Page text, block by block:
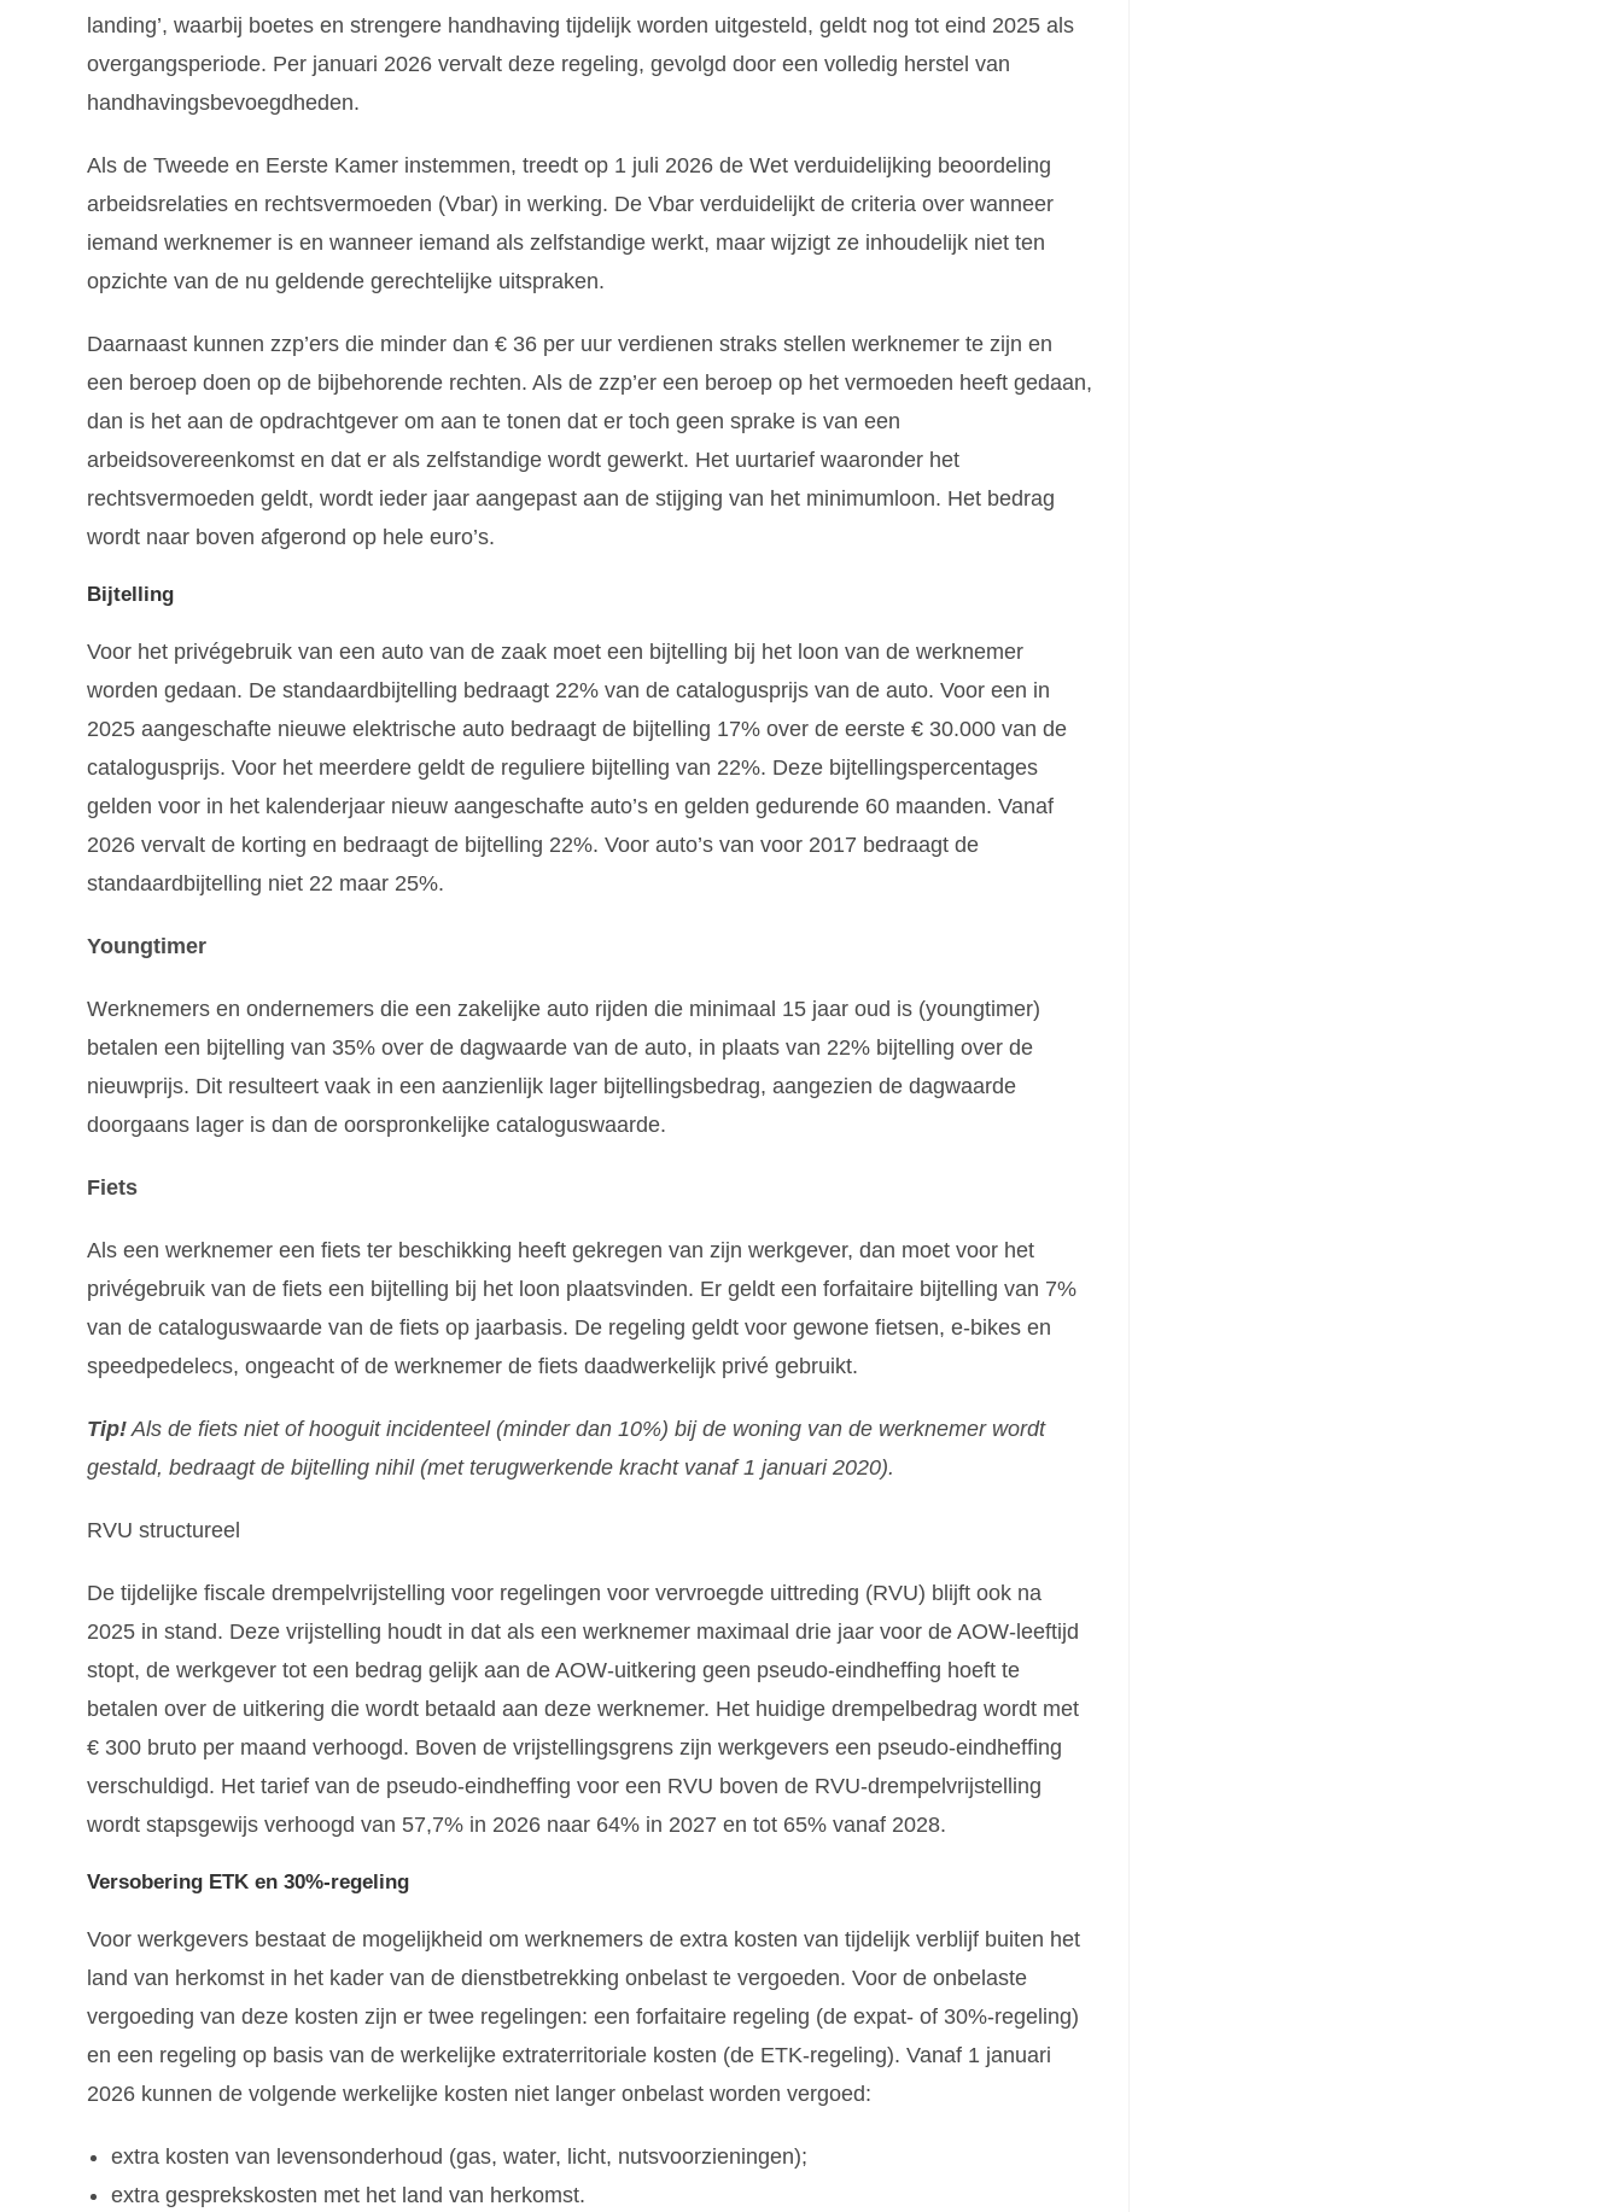
landing’, waarbij boetes en strengere handhaving tijdelijk worden uitgesteld, geldt nog tot eind 2025 als
overgangsperiode. Per januari 2026 vervalt deze regeling, gevolgd door een volledig herstel van
handhavingsbevoegdheden.
Als de Tweede en Eerste Kamer instemmen, treedt op 1 juli 2026 de Wet verduidelijking beoordeling
arbeidsrelaties en rechtsvermoeden (Vbar) in werking. De Vbar verduidelijkt de criteria over wanneer
iemand werknemer is en wanneer iemand als zelfstandige werkt, maar wijzigt ze inhoudelijk niet ten
opzichte van de nu geldende gerechtelijke uitspraken.
Daarnaast kunnen zzp’ers die minder dan € 36 per uur verdienen straks stellen werknemer te zijn en
een beroep doen op de bijbehorende rechten. Als de zzp’er een beroep op het vermoeden heeft gedaan,
dan is het aan de opdrachtgever om aan te tonen dat er toch geen sprake is van een
arbeidsovereenkomst en dat er als zelfstandige wordt gewerkt. Het uurtarief waaronder het
rechtsvermoeden geldt, wordt ieder jaar aangepast aan de stijging van het minimumloon. Het bedrag
wordt naar boven afgerond op hele euro’s.
Bijtelling
Voor het privégebruik van een auto van de zaak moet een bijtelling bij het loon van de werknemer
worden gedaan. De standaardbijtelling bedraagt 22% van de catalogusprijs van de auto. Voor een in
2025 aangeschafte nieuwe elektrische auto bedraagt de bijtelling 17% over de eerste € 30.000 van de
catalogusprijs. Voor het meerdere geldt de reguliere bijtelling van 22%. Deze bijtellingspercentages
gelden voor in het kalenderjaar nieuw aangeschafte auto’s en gelden gedurende 60 maanden. Vanaf
2026 vervalt de korting en bedraagt de bijtelling 22%. Voor auto’s van voor 2017 bedraagt de
standaardbijtelling niet 22 maar 25%.
Youngtimer
Werknemers en ondernemers die een zakelijke auto rijden die minimaal 15 jaar oud is (youngtimer)
betalen een bijtelling van 35% over de dagwaarde van de auto, in plaats van 22% bijtelling over de
nieuwprijs. Dit resulteert vaak in een aanzienlijk lager bijtellingsbedrag, aangezien de dagwaarde
doorgaans lager is dan de oorspronkelijke cataloguswaarde.
Fiets
Als een werknemer een fiets ter beschikking heeft gekregen van zijn werkgever, dan moet voor het
privégebruik van de fiets een bijtelling bij het loon plaatsvinden. Er geldt een forfaitaire bijtelling van 7%
van de cataloguswaarde van de fiets op jaarbasis. De regeling geldt voor gewone fietsen, e-bikes en
speedpedelecs, ongeacht of de werknemer de fiets daadwerkelijk privé gebruikt.
Tip! Als de fiets niet of hooguit incidenteel (minder dan 10%) bij de woning van de werknemer wordt
gestald, bedraagt de bijtelling nihil (met terugwerkende kracht vanaf 1 januari 2020).
RVU structureel
De tijdelijke fiscale drempelvrijstelling voor regelingen voor vervroegde uittreding (RVU) blijft ook na
2025 in stand. Deze vrijstelling houdt in dat als een werknemer maximaal drie jaar voor de AOW-leeftijd
stopt, de werkgever tot een bedrag gelijk aan de AOW-uitkering geen pseudo-eindheffing hoeft te
betalen over de uitkering die wordt betaald aan deze werknemer. Het huidige drempelbedrag wordt met
€ 300 bruto per maand verhoogd. Boven de vrijstellingsgrens zijn werkgevers een pseudo-eindheffing
verschuldigd. Het tarief van de pseudo-eindheffing voor een RVU boven de RVU-drempelvrijstelling
wordt stapsgewijs verhoogd van 57,7% in 2026 naar 64% in 2027 en tot 65% vanaf 2028.
Versobering ETK en 30%-regeling
Voor werkgevers bestaat de mogelijkheid om werknemers de extra kosten van tijdelijk verblijf buiten het
land van herkomst in het kader van de dienstbetrekking onbelast te vergoeden. Voor de onbelaste
vergoeding van deze kosten zijn er twee regelingen: een forfaitaire regeling (de expat- of 30%-regeling)
en een regeling op basis van de werkelijke extraterritoriale kosten (de ETK-regeling). Vanaf 1 januari
2026 kunnen de volgende werkelijke kosten niet langer onbelast worden vergoed:
extra kosten van levensonderhoud (gas, water, licht, nutsvoorzieningen);
extra gesprekskosten met het land van herkomst.